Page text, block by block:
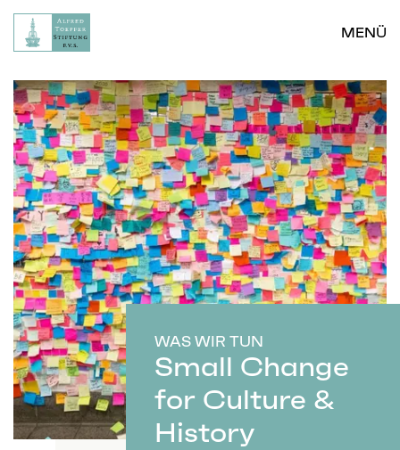
MENÜ
WAS WIR TUN
Small Change
for Culture &
History